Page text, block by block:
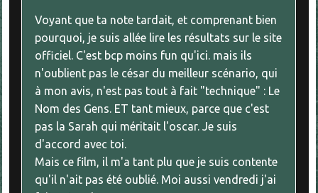
Voyant que ta note tardait, et comprenant bien
pourquoi, je suis allée lire les résultats sur le site
officiel. C'est bcp moins fun qu'ici. mais ils
n'oublient pas le césar du meilleur scénario, qui
à mon avis, n'est pas tout à fait "technique" : Le
Nom des Gens. ET tant mieux, parce que c'est
pas la Sarah qui méritait l'oscar. Je suis
d'accord avec toi.
Mais ce film, il m'a tant plu que je suis contente
qu'il n'ait pas été oublié. Moi aussi vendredi j'ai